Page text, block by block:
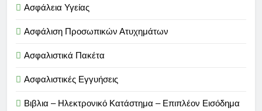
Ασφάλεια Υγείας
Ασφάλιση Προσωπικών Ατυχημάτων
Ασφαλιστικά Πακέτα
Ασφαλιστικές Εγγυήσεις
Βιβλια – Ηλεκτρονικό Κατάστημα – Επιπλέον Εισόδημα